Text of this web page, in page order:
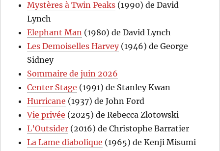
Mystères à Twin Peaks (1990) de David
Lynch
Elephant Man (1980) de David Lynch
Les Demoiselles Harvey(1946) de George
Sidney
Sommaire de juin 2026
Center Stage (1991) de Stanley Kwan
Hurricane (1937) de John Ford
Vie privée (2025) de Rebecca Zlotowski
L’Outsider (2016) de Christophe Barratier
La Lame diabolique (1965) de Kenji Misumi